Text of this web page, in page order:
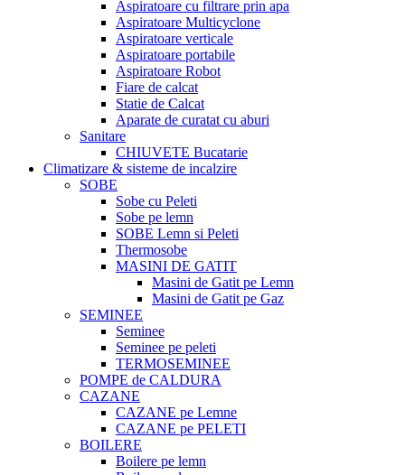
Aspiratoare cu filtrare prin apa
Aspiratoare Multicyclone
Aspiratoare verticale
Aspiratoare portabile
Aspiratoare Robot
Fiare de calcat
Statie de Calcat
Aparate de curatat cu aburi
Sanitare
CHIUVETE Bucatarie
Climatizare & sisteme de incalzire
SOBE
Sobe cu Peleti
Sobe pe lemn
SOBE Lemn si Peleti
Thermosobe
MASINI DE GATIT
Masini de Gatit pe Lemn
Masini de Gatit pe Gaz
SEMINEE
Seminee
Seminee pe peleti
TERMOSEMINEE
POMPE de CALDURA
CAZANE
CAZANE pe Lemne
CAZANE pe PELETI
BOILERE
Boilere pe lemn